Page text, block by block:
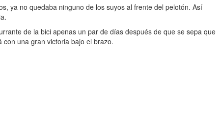
ya no quedaba ninguno de los suyos al frente del pelotón. Así
de la bici apenas un par de días después de que se sepa que
con una gran victoria bajo el brazo.